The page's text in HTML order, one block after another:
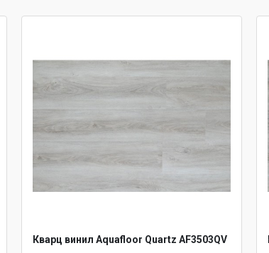
Кварц винил Aquafloor Quartz AF3503QV